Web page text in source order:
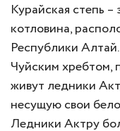
Курайская степь
котловина,
Республики
Чуйским хребтом,
живут ледники
несущую свои
Ледники Актру